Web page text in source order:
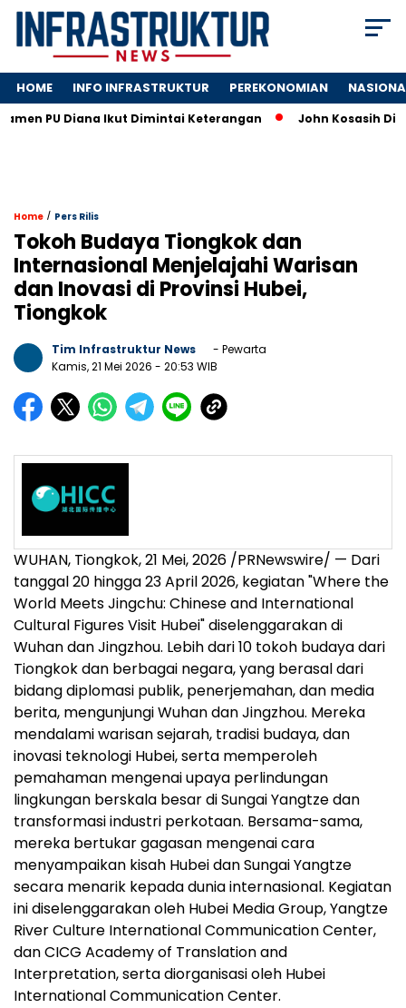
HOME INFO INFRASTRUKTUR PEREKONOMIAN
PU Diana Ikut Dimintai Keterangan John Kosasih
Home / Pers Rilis
Tokoh Budaya Tiongkok dan
Internasional Menjelajahi Warisan
dan Inovasi di Provinsi Hubei,
Tiongkok
Tim Infrastruktur News
- Pewarta
Kamis, 21 Mei 2026 - 20:53 WIB
WUHAN, Tiongkok,21 Mei, 2026 /PRNewswire/ — Dari
tanggal 20 hingga 23 April 2026, kegiatan "Where the
World Meets Jingchu: Chinese and International
Cultural Figures Visit Hubei" diselenggarakan di
Wuhan dan Jingzhou. Lebih dari 10 tokoh budaya dari
Tiongkok dan berbagai negara, yang berasal dari
bidang diplomasi publik, penerjemahan, dan media
berita, mengunjungi Wuhan dan Jingzhou. Mereka
mendalami warisan sejarah, tradisi budaya, dan
inovasi teknologi Hubei, serta memperoleh
pemahaman mengenai upaya perlindungan
lingkungan berskala besar di Sungai Yangtze dan
transformasi industri perkotaan. Bersama-sama,
mereka bertukar gagasan mengenai cara
menyampaikan kisah Hubei dan Sungai Yangtze
secara menarik kepada dunia internasional. Kegiatan
ini diselenggarakan oleh Hubei Media Group, Yangtze
River Culture International Communication Center,
dan CICG Academy of Translation and
Interpretation, serta diorganisasi oleh Hubei
International Communication Center.